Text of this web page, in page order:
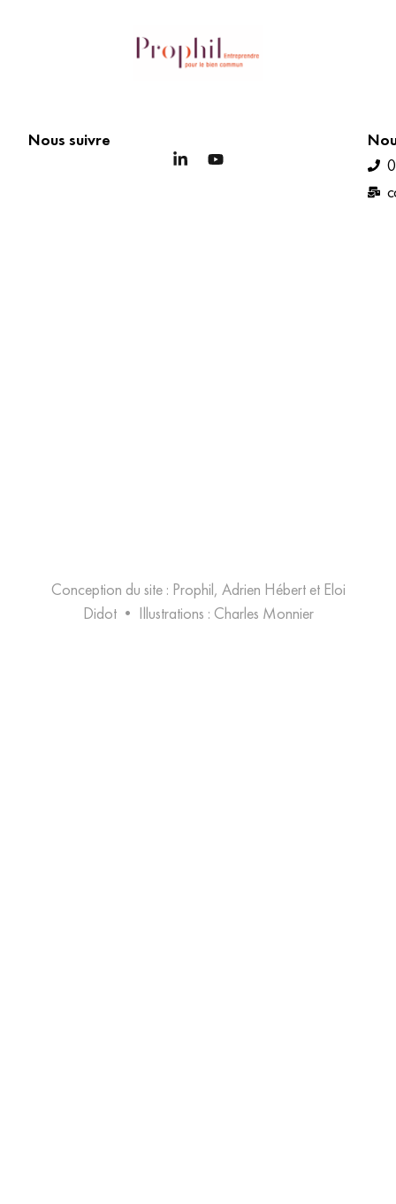
Nous suivre
Conception du site : Prophil, Adrien Hébert et Eloi
Didot • Illustrations : Charles Monnier